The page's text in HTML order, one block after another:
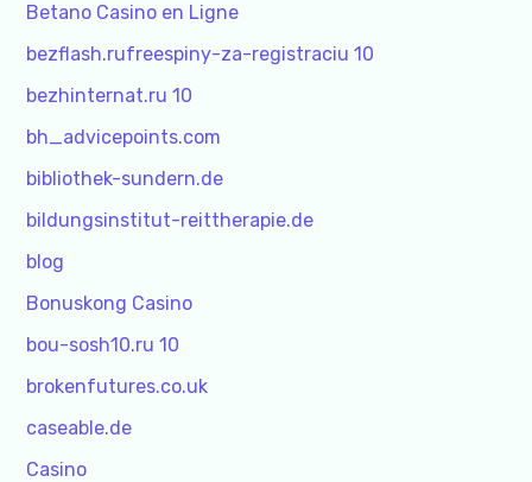
Betano Casino en Ligne
bezflash.rufreespiny-za-registraciu 10
bezhinternat.ru 10
bh_advicepoints.com
bibliothek-sundern.de
bildungsinstitut-reittherapie.de
blog
Bonuskong Casino
bou-sosh10.ru 10
brokenfutures.co.uk
caseable.de
Casino